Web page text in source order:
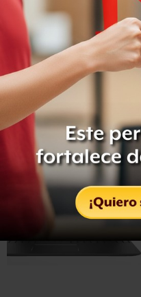
“La estrategia del
una falla del nuevo
enfrentan. Cambiar la
lento. En el corto plazo,
líderes del narcotráfico”,